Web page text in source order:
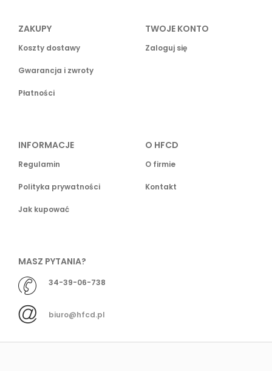
ZAKUPY
Koszty dostawy
Gwarancja i zwroty
Płatności
TWOJE KONTO
Zaloguj się
INFORMACJE
Regulamin
Polityka prywatności
Jak kupować
O HFCD
O firmie
Kontakt
MASZ PYTANIA?
34-39-06-738
biuro@hfcd.pl